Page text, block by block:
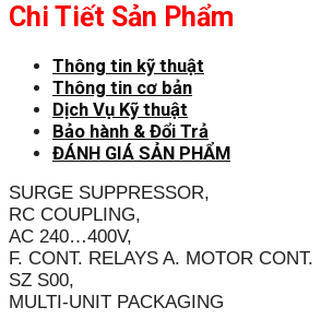
Chi Tiết Sản Phẩm
Thông tin kỹ thuật
Thông tin cơ bản
Dịch Vụ Kỹ thuật
Bảo hành & Đổi Trả
ĐÁNH GIÁ SẢN PHẨM
SURGE SUPPRESSOR,
RC COUPLING,
AC 240…400V,
F. CONT. RELAYS A. MOTOR CONT.
SZ S00,
MULTI-UNIT PACKAGING